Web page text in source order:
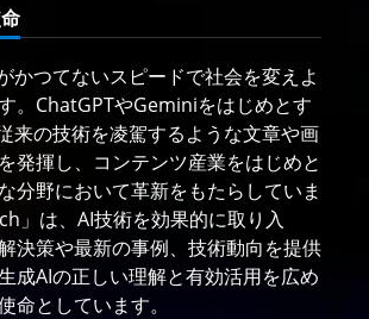
かつてないスピードで社会を変えよ
。ChatGPTやGeminiをはじめとす
来の技術を凌駕するような文章や画
発揮し、コンテンツ産業をはじめと
分野において革新をもたらしていま
」は、AI技術を効果的に取り入
決策や最新の事例、技術動向を提供
成AIの正しい理解と有効活用を広め
命としています。